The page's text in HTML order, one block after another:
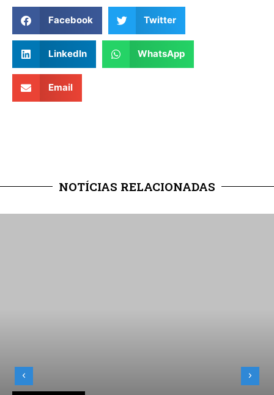
Facebook Twitter
LinkedIn WhatsApp
Email
NOTÍCIAS RELACIONADAS